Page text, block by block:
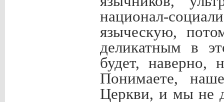
национал-
языческую,
деликатным в
будет, наверно,
Понимаете,
Церкви, и мы не